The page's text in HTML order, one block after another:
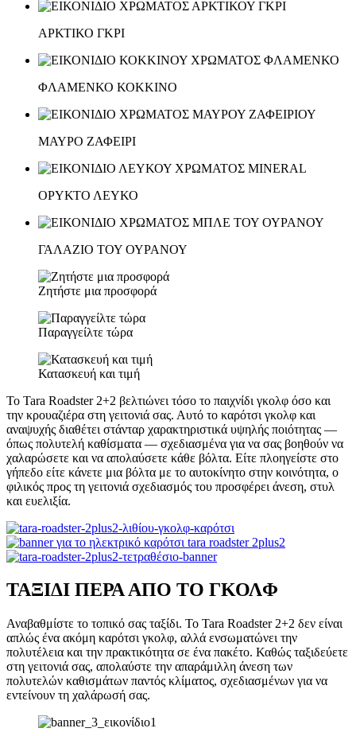
ΑΡΚΤΙΚΟ ΓΚΡΙ
ΦΛΑΜΕΝΚΟ ΚΟΚΚΙΝΟ
ΜΑΥΡΟ ΖΑΦΕΙΡΙ
ΟΡΥΚΤΟ ΛΕΥΚΟ
ΓΑΛΑΖΙΟ ΤΟΥ ΟΥΡΑΝΟΥ
Ζητήστε μια προσφορά
Παραγγείλτε τώρα
Κατασκευή και τιμή
Το Tara Roadster 2+2 βελτιώνει τόσο το παιχνίδι γκολφ όσο και
την κρουαζιέρα στη γειτονιά σας. Αυτό το καρότσι γκολφ και
αναψυχής διαθέτει στάνταρ χαρακτηριστικά υψηλής ποιότητας —
όπως πολυτελή καθίσματα — σχεδιασμένα για να σας βοηθούν να
χαλαρώσετε και να απολαύσετε κάθε βόλτα. Είτε πλοηγείστε στο
γήπεδο είτε κάνετε μια βόλτα με το αυτοκίνητο στην κοινότητα, ο
φιλικός προς τη γειτονιά σχεδιασμός του προσφέρει άνεση, στυλ
και ευελιξία.
ΤΑΞΙΔΙ ΠΕΡΑ ΑΠΟ ΤΟ ΓΚΟΛΦ
Αναβαθμίστε το τοπικό σας ταξίδι. Το Tara Roadster 2+2 δεν είναι
απλώς ένα ακόμη καρότσι γκολφ, αλλά ενσωματώνει την
πολυτέλεια και την πρακτικότητα σε ένα πακέτο. Καθώς ταξιδεύετε
στη γειτονιά σας, απολαύστε την απαράμιλλη άνεση των
πολυτελών καθισμάτων παντός κλίματος, σχεδιασμένων για να
εντείνουν τη χαλάρωσή σας.